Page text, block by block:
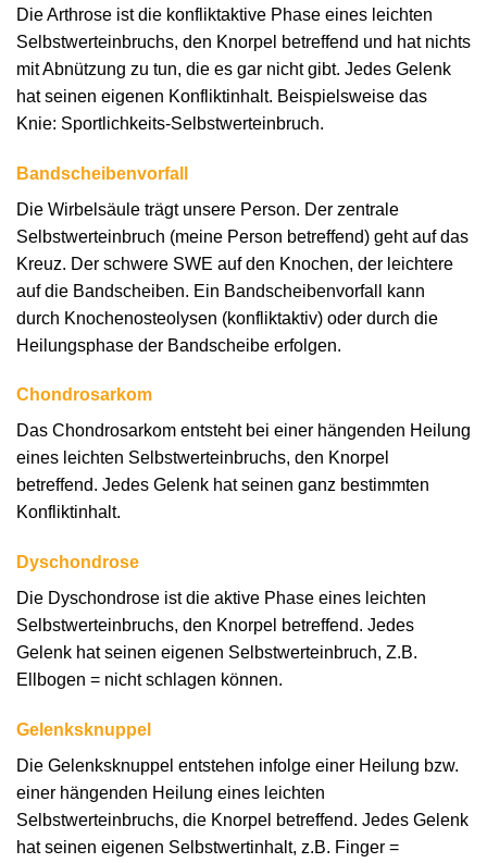
Die Arthrose ist die konfliktaktive Phase eines leichten
Selbstwerteinbruchs, den Knorpel betreffend und hat nichts
mit Abnützung zu tun, die es gar nicht gibt. Jedes Gelenk
hat seinen eigenen Konfliktinhalt. Beispielsweise das
Knie: Sportlichkeits-Selbstwerteinbruch.
Bandscheibenvorfall
Die Wirbelsäule trägt unsere Person. Der zentrale
Selbstwerteinbruch (meine Person betreffend) geht auf das
Kreuz. Der schwere SWE auf den Knochen, der leichtere
auf die Bandscheiben. Ein Bandscheibenvorfall kann
durch Knochenosteolysen (konfliktaktiv) oder durch die
Heilungsphase der Bandscheibe erfolgen.
Chondrosarkom
Das Chondrosarkom entsteht bei einer hängenden Heilung
eines leichten Selbstwerteinbruchs, den Knorpel
betreffend. Jedes Gelenk hat seinen ganz bestimmten
Konfliktinhalt.
Dyschondrose
Die Dyschondrose ist die aktive Phase eines leichten
Selbstwerteinbruchs, den Knorpel betreffend. Jedes
Gelenk hat seinen eigenen Selbstwerteinbruch, Z.B.
Ellbogen = nicht schlagen können.
Gelenksknuppel
Die Gelenksknuppel entstehen infolge einer Heilung bzw.
einer hängenden Heilung eines leichten
Selbstwerteinbruchs, die Knorpel betreffend. Jedes Gelenk
hat seinen eigenen Selbstwertinhalt, z.B. Finger =